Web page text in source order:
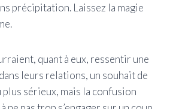
précipitation. Laissez la magie
quant à eux, ressentir une
leurs relations, un souhait de
plus sérieux, mais la confusion